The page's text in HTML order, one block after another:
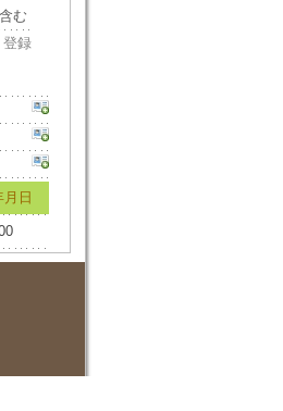
む
登録
日